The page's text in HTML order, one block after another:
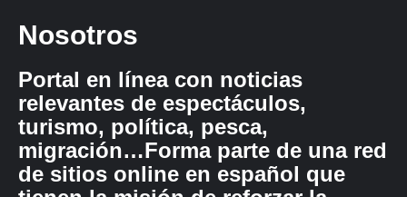
Nosotros
Portal en línea con noticias
relevantes de espectáculos,
turismo, política, pesca,
migración…Forma parte de una red
de sitios online en español que